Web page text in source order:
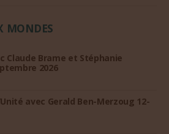
MONDES
Claude Brame et Stéphanie
2026
avec Gerald Ben-Merzoug 12-